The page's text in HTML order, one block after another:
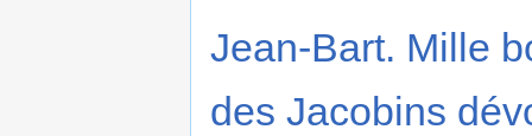
Jean-Bart. Mille
des Jacobins